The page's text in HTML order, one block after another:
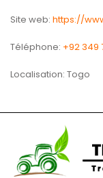
Site web: https://
Téléphone: +92 349
Localisation: Togo